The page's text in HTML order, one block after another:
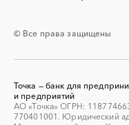
МИНИСТЕРСТВО ПО
КОНТРАКТНОЙ
В СФЕРЕ ЗАКУПОК
ГОСУДАРСТВЕННОЕ
КАЗЕННОЕ
© Все права защищены
Точка — банк для
и предприятий
АО «Точка» ОГРН:
770401001. Юридический